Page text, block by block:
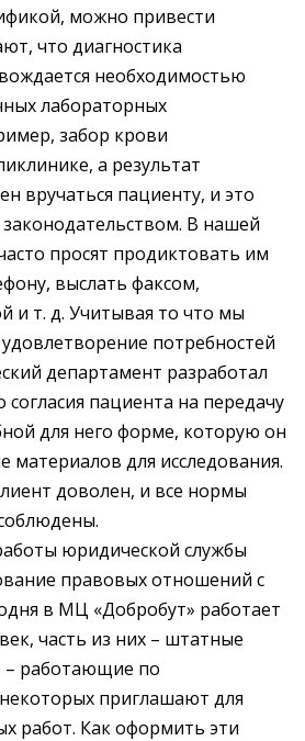
можно привести
что диагностика
необходимостью
лабораторных
забор крови
а результат
вручаться пациенту, и это
В нашей
просят продиктовать им
выслать факсом,
и т. д. Учитывая то что мы
потребностей
департамент разработал
пациента на передачу
для него форме, которую он
материалов для исследования.
доволен, и все нормы
юридической службы
правовых отношений с
в МЦ «Добробут» работает
часть из них – штатные
– работающие по
приглашают для
работ. Как оформить эти